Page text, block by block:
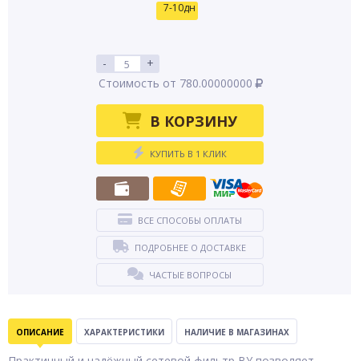
7-10дн
-
+
Стоимость от 780.00000000
В КОРЗИНУ
КУПИТЬ В 1 КЛИК
ВСЕ СПОСОБЫ ОПЛАТЫ
ПОДРОБНЕЕ О ДОСТАВКЕ
ЧАСТЫЕ ВОПРОСЫ
ОПИСАНИЕ ХАРАКТЕРИСТИКИ НАЛИЧИЕ В МАГАЗИНАХ